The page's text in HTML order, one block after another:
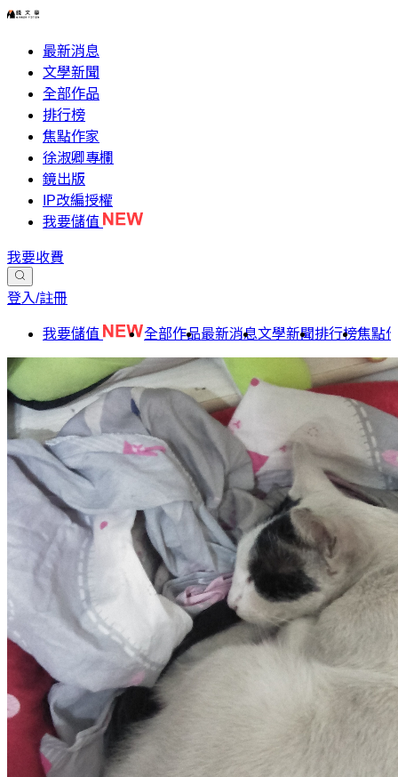
最新消息
文學新聞
全部作品
排行榜
焦點作家
徐淑卿專欄
鏡出版
IP改編授權
我要儲值
我要收費
登入/註冊
我要儲值 全部作品最新消息文學新聞排行榜焦點